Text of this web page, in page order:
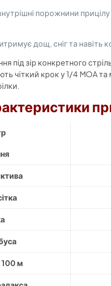
порожнини
дощ, сніг та навіть
під зір конкретного
чіткий крок у 1/4 MOA
100 м